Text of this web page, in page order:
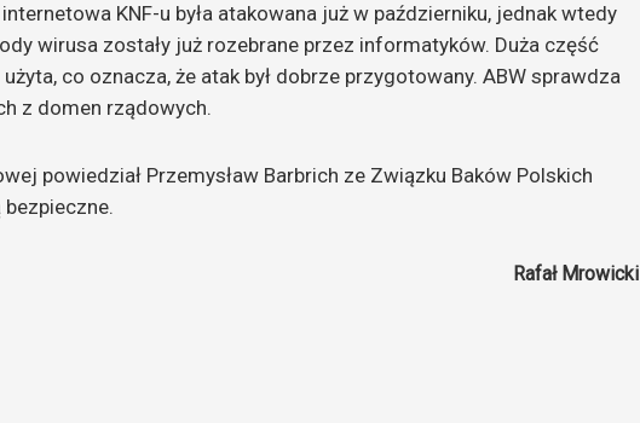
KNF-u była atakowana już w październiku, jednak wtedy
wirusa zostały już rozebrane przez informatyków. Duża część
co oznacza, że atak był dobrze przygotowany. ABW sprawdza
z domen rządowych.
powiedział Przemysław Barbrich ze Związku Baków Polskich
Rafał Mrowicki